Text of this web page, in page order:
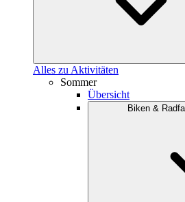
Alles zu Aktivitäten
Sommer
Übersicht
Biken &